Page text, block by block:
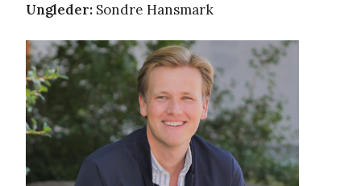
Ungleder: Sondre Hansmark